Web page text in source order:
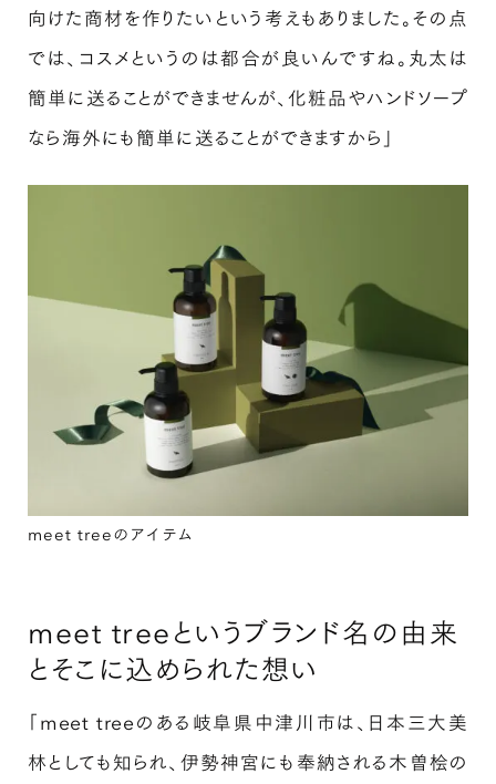
向けた商材を作りたいという考えもありました。その点
では、コスメというのは都合が良いんですね。丸太は
簡単に送ることができませんが、化粧品やハンドソープ
なら海外にも簡単に送ることができますから」
meet treeのアイテム
meet treeというブランド名の由来
とそこに込められた想い
「meet treeのある岐阜県中津川市は、日本三大美
林としても知られ、伊勢神宮にも奉納される木曽桧の